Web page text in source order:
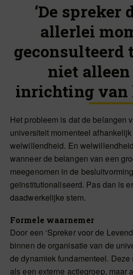
‘De spreker
allerlei
geconsulteerd
niet
inrichting van
Het probleem is dat de belangen
universiteit momenteel
welwillendheid. En
wanneer de belangen van een
meegenomen in de
geïnstitutionaliseerd. Pas dan is
daadwerkelijke stem.
Formele waarnemer
Door een ‘Spreker voor de
binnen de organisatie van de
de dynamiek fundamenteel.
als een externe actiegroep, maar